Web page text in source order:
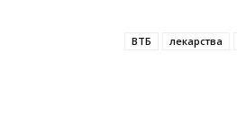
ВТБ лекарства